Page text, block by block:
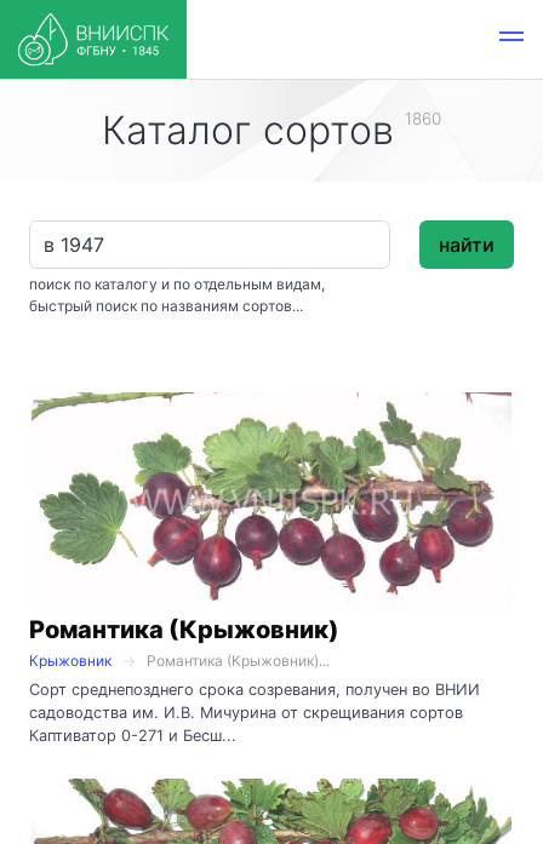
Каталог сортов 1860
поиск по каталогу и по отдельным видам,
быстрый поиск по названиям сортов...
найти
Романтика (Крыжовник)
Крыжовник
Романтика (Крыжовник)...
Сорт среднепозднего срока созревания, получен во ВНИИ
садоводства им. И.В. Мичурина от скрещивания сортов
Каптиватор 0-271 и Бесш...